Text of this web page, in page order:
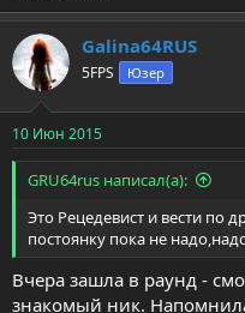
Galina64RUS
5FPS Юзер
10 Июн 2015
GRU64rus написал(а):
Это Рецедевист и вести по
постоянку пока не
Вчера зашла в раунд -
знакомый ник.